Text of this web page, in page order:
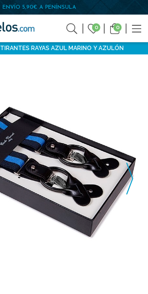
ENVÍO 5,90€ A PENÍNSULA
0 0
TIRANTES RAYAS AZUL MARINO Y AZULÓN